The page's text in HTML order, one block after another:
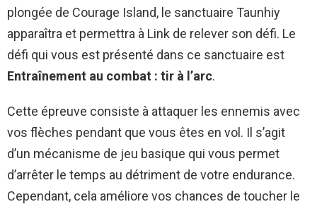
plongée de Courage Island, le sanctuaire Taunhiy
apparaîtra et permettra à Link de relever son défi. Le
défi qui vous est présenté dans ce sanctuaire est
Entraînement au combat : tir à l’arc.
Cette épreuve consiste à attaquer les ennemis avec
vos flèches pendant que vous êtes en vol. Il s’agit
d’un mécanisme de jeu basique qui vous permet
d’arrêter le temps au détriment de votre endurance.
Cependant, cela améliore vos chances de toucher le